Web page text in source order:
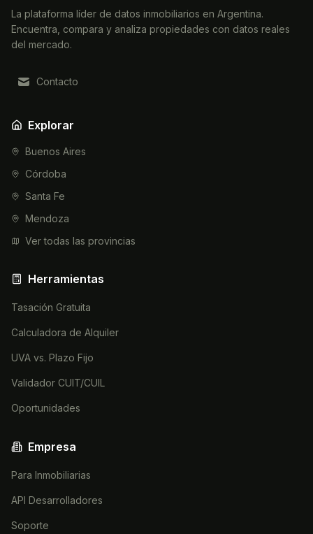
La plataforma líder de datos inmobiliarios en Argentina.
Encuentra, compara y analiza propiedades con datos reales
del mercado.
Contacto
Explorar
Buenos Aires
Córdoba
Santa Fe
Mendoza
Ver todas las provincias
Herramientas
Tasación Gratuita
Calculadora de Alquiler
UVA vs. Plazo Fijo
Validador CUIT/CUIL
Oportunidades
Empresa
Para Inmobiliarias
API Desarrolladores
Soporte